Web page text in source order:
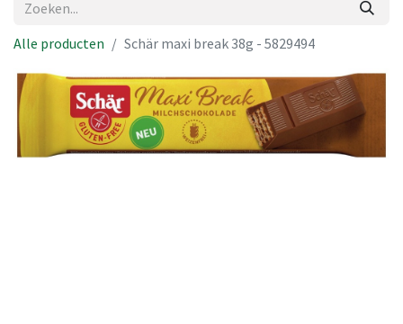
Alle producten Schär maxi break 38g - 5829494